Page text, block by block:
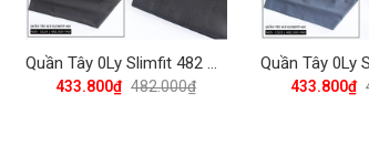
Quần Tây 0Ly Slimfit 482 Vĩnh Tiến - Nhiều Màu ( Kẻ Ngang Chìm)
433.800₫ 482.000₫ 433.800₫